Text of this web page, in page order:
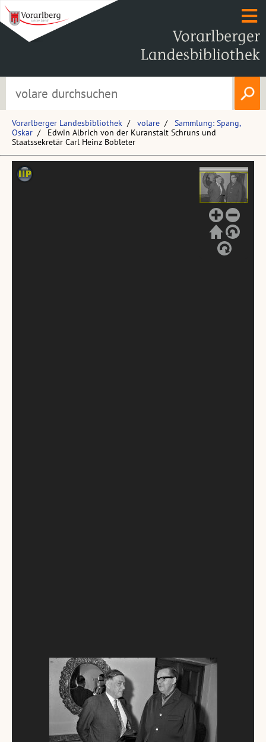
Vorarlberger Landesbibliothek volare
Sammlung: Spang,
Oskar
Edwin Albrich von der Kuranstalt Schruns und
Staatssekretär Carl Heinz Bobleter